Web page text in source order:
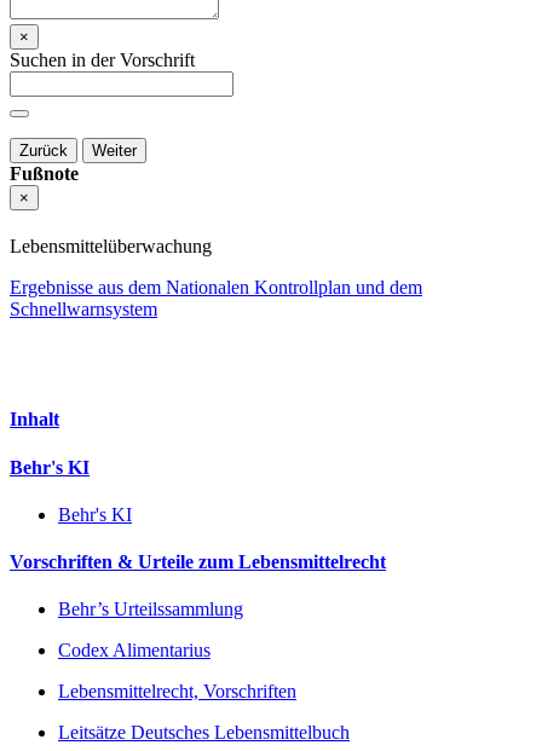
×
Suchen in der Vorschrift
Zurück Weiter
Fußnote
×
Lebensmittelüberwachung
Ergebnisse aus dem Nationalen Kontrollplan und dem
Schnellwarnsystem
Inhalt
Behr's KI
Behr's KI
Vorschriften & Urteile zum Lebensmittelrecht
Behr’s Urteilssammlung
Codex Alimentarius
Lebensmittelrecht, Vorschriften
Leitsätze Deutsches Lebensmittelbuch